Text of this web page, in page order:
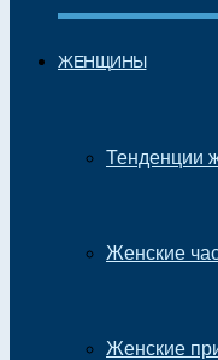
ЖЕНЩИНЫ
Тенденции
Женские
Женские